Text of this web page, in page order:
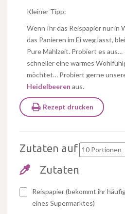
Kleiner Tipp:
Wenn Ihr das Reispapier nur in
das Panieren im Ei weg lasst,
Pure Mahlzeit. Probiert es
schneller eine warmes
möchtet… Probiert gerne
Heidelbeeren aus.
Rezept drucken
Zutaten auf
Zutaten
Reispapier (bekommt ihr
eines Supermarktes)